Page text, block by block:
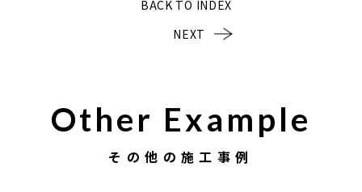
BACK TO INDEX
NEXT
Other Example
その他の施工事例